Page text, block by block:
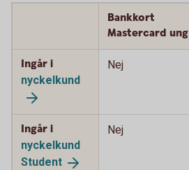
Bankkort
Mastercard ung
Ingår i
nyckelkund
Nej
Ingår i
nyckelkund
Student
Nej